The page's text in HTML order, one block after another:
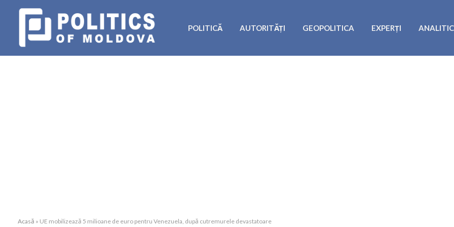
POLITICĂ AUTORITĂȚI GEOPOLITICA EXPERȚI
Acasă » UE mobilizează 5 milioane de euro pentru Venezuela, după cutremurele devastatoare